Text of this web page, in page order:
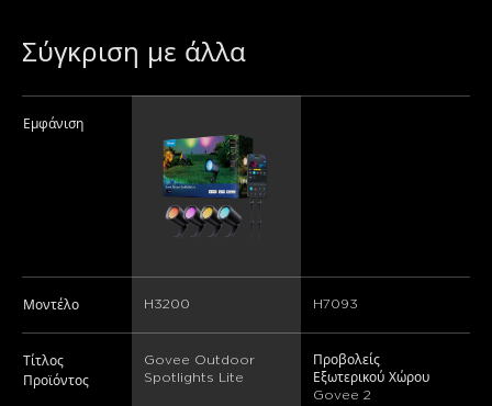
Σύγκριση με άλλα
Εμφάνιση
Μοντέλο H3200 H7093
Τίτλος
Προϊόντος
Govee Outdoor
Spotlights Lite
Προβολείς
Εξωτερικού Χώρου
Govee 2